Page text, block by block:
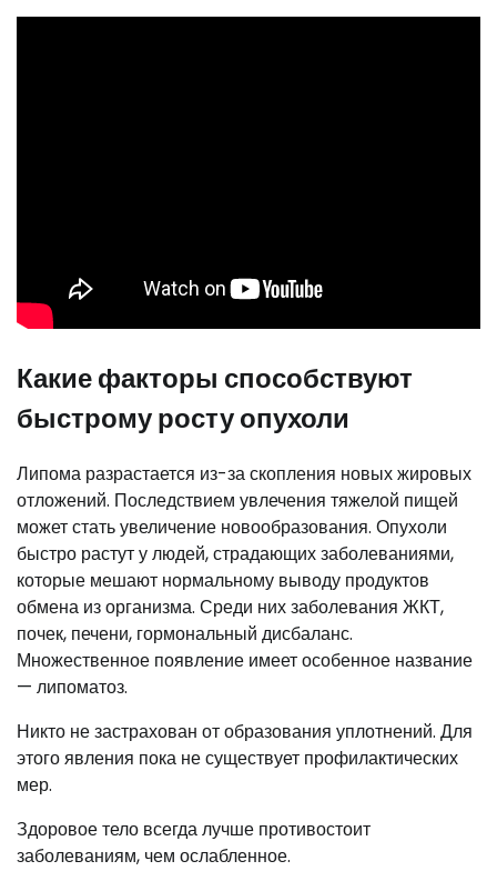
Какие факторы способствуют
быстрому росту опухоли
Липома разрастается из-за скопления новых жировых
отложений. Последствием увлечения тяжелой пищей
может стать увеличение новообразования. Опухоли
быстро растут у людей, страдающих заболеваниями,
которые мешают нормальному выводу продуктов
обмена из организма. Среди них заболевания ЖКТ,
почек, печени, гормональный дисбаланс.
Множественное появление имеет особенное название
— липоматоз.
Никто не застрахован от образования уплотнений. Для
этого явления пока не существует профилактических
мер.
Здоровое тело всегда лучше противостоит
заболеваниям, чем ослабленное.